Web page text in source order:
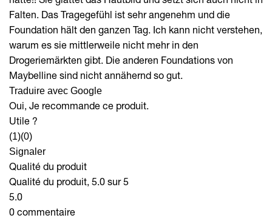
Falten. Das Tragegefühl ist sehr angenehm und die
Foundation hält den ganzen Tag. Ich kann nicht verstehen,
warum es sie mittlerweile nicht mehr in den
Drogeriemärkten gibt. Die anderen Foundations von
Maybelline sind nicht annähernd so gut.
Traduire avec Google
Oui, Je recommande ce produit.
Utile ?
(1)(0)
Signaler
Qualité du produit
Qualité du produit, 5.0 sur 5
5.0
0 commentaire